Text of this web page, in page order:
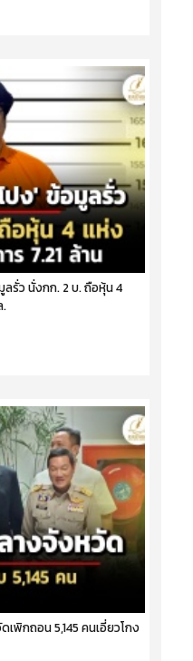
รั่ว นั่งกก. 2 บ. ถือหุ้น 4
.
พิกถอน 5,145 คนเอี่ยวโกง